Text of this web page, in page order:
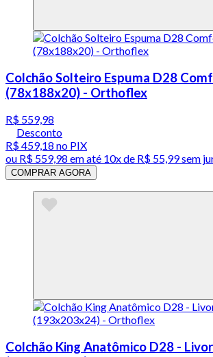
Colchão Solteiro Espuma D28
(78x188x20) - Orthoflex
R$ 559,98
Desconto
R$ 459,18 no PIX
ou R$ 559,98 em até 10x de R$ 55,99 sem
COMPRAR AGORA
Colchão King Anatômico D28 -